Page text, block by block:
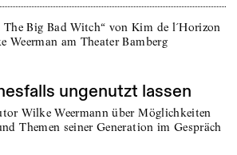
ungenutzt lassen
Wilke Weermann über Möglichkeiten
Themen seiner Generation im Gespräch